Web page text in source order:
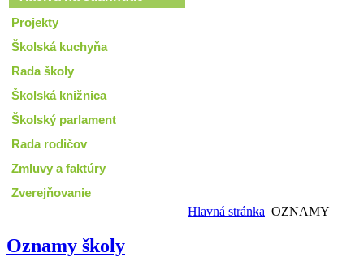
Projekty
Školská kuchyňa
Rada školy
Školská knižnica
Školský parlament
Rada rodičov
Zmluvy a faktúry
Zverejňovanie
Hlavná stránka OZNAMY
Oznamy školy